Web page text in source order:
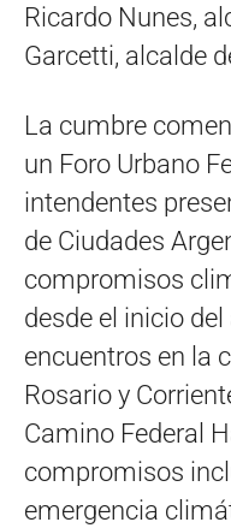
Ricardo Nunes,
Garcetti, alcalde
La cumbre
un Foro Urbano
intendentes
de Ciudades
compromisos
desde el inicio
encuentros en la
Rosario y
Camino Federal
compromisos
emergencia